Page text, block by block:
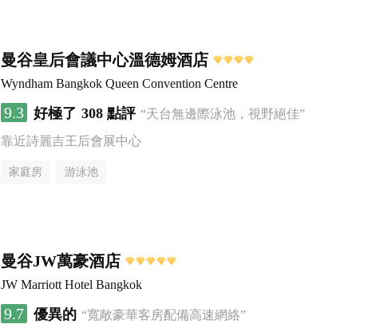
曼谷皇后會議中心溫德姆酒店
Wyndham Bangkok Queen Convention Centre
9.3 好極了 308 點評 “天台無邊際泳池，視野絕佳”
靠近詩麗吉王后會展中心
家庭房 游泳池
曼谷JW萬豪酒店
JW Marriott Hotel Bangkok
9.7 優異的 “寬敞豪華客房配備高速網絡”